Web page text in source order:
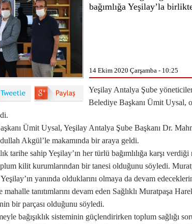
bağımlığa Yeşilay’la
14 Ekim 2020 Çarşamba - 10:25
Yeşilay Antalya Şube
Belediye Başkanı Ümit Uysal,
Ümit Uysal, Yeşilay Antalya Şube Başkanı Dr.
Akgül’le makamında bir araya geldi.
tarihe sahip Yeşilay’ın her türlü bağımlılığa karşı
kilit kurumlarından bir tanesi olduğunu söyledi.
yanında olduklarını olmaya da devam
tanıtımlarını devam eden Sağlıklı Muratpaşa
bir parçası olduğunu söyledi.
bağışıklık sisteminin güçlendirirken toplum sağlığı